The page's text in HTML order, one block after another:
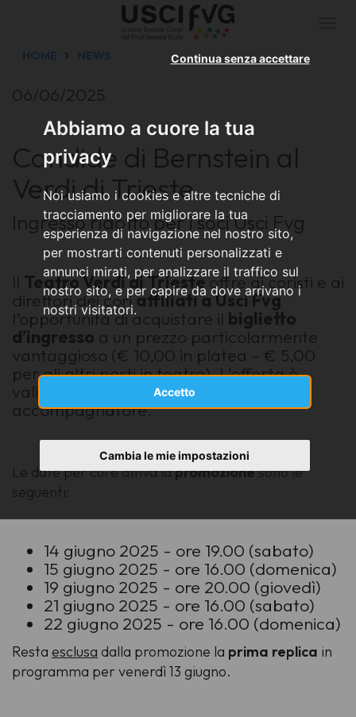
Abbiamo a cuore la tua
privacy
Noi usiamo i cookies e altre tecniche di
tracciamento per migliorare la tua
esperienza di navigazione nel nostro sito,
per mostrarti contenuti personalizzati e
annunci mirati, per analizzare il traffico sul
nostro sito, e per capire da dove arrivano i
nostri visitatori.
Accetto
Continua senza accettare
Cambia le mie impostazioni
HOME NEWS
06/06/2025
Candide di Bernstein al
Verdi di Trieste
Ingresso ridotto per i soci Usci Fvg
Il Teatro Verdi di Triesteoffre ai coristi e ai
direttori dei coriaffiliati a Usci Fvg
l’opportunità di acquistare il biglietto
d’ingresso a un prezzo particolarmente
vantaggioso (€ 10,00 in platea - € 5,00
per gli altri posti in teatro). L’offerta è
valida anche per un eventuale
accompagnatore.
Le date per cui è attiva lapromozionesono le
seguenti:
14 giugno 2025 - ore 19.00 (sabato)
15 giugno 2025 - ore 16.00 (domenica)
19 giugno 2025 - ore 20.00 (giovedì)
21 giugno 2025 - ore 16.00 (sabato)
22 giugno 2025 - ore 16.00 (domenica)
Resta esclusa dalla promozione la prima replica in
programma per venerdì 13 giugno.